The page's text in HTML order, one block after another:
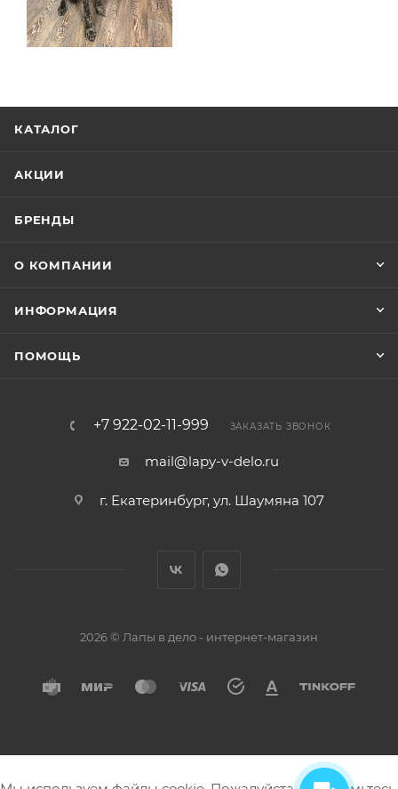
КАТАЛОГ
АКЦИИ
БРЕНДЫ
О КОМПАНИИ
ИНФОРМАЦИЯ
ПОМОЩЬ
+7 922-02-11-999 ЗАКАЗАТЬ ЗВОНОК
mail@lapy-v-delo.ru
г. Екатеринбург, ул. Шаумяна 107
2026 © Лапы в дело - интернет-магазин